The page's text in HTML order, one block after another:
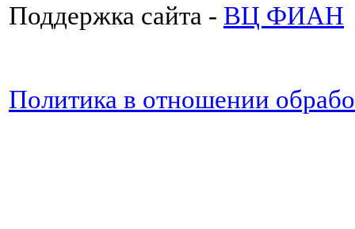
Поддержка сайта - ВЦ ФИАН
Политика в отношении